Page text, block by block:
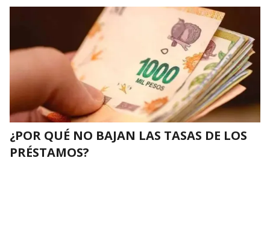
¿POR QUÉ NO BAJAN LAS TASAS DE LOS
PRÉSTAMOS?